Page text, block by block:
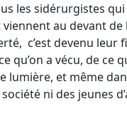
les sidérurgistes
au devant de
c’est devenu leur
a vécu, de ce
lumière, et même
ni des jeunes